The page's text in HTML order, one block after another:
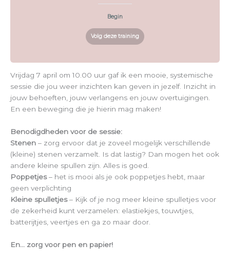
Begin
Volg deze training
Vrijdag 7 april om 10.00 uur gaf ik een mooie, systemische
sessie die jou weer inzichten kan geven in jezelf. Inzicht in
jouw behoeften, jouw verlangens en jouw overtuigingen.
En een beweging die je hierin mag maken!
Benodigdheden voor de sessie:
Stenen – zorg ervoor dat je zoveel mogelijk verschillende
(kleine) stenen verzamelt. Is dat lastig? Dan mogen het ook
andere kleine spullen zijn. Alles is goed.
Poppetjes– het is mooi als je ook poppetjes hebt, maar
geen verplichting
Kleine spulletjes– Kijk of je nog meer kleine spulletjes voor
de zekerheid kunt verzamelen: elastiekjes, touwtjes,
batterijtjes, veertjes en ga zo maar door.
En… zorg voor pen en papier!